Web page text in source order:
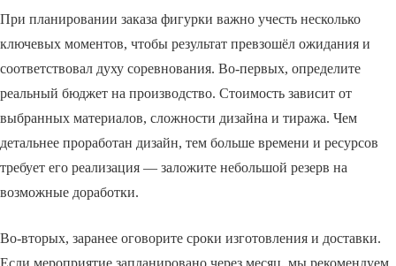
При планировании заказа фигурки важно учесть несколько
ключевых моментов, чтобы результат превзошёл ожидания и
соответствовал духу соревнования. Во-первых, определите
реальный бюджет на производство. Стоимость зависит от
выбранных материалов, сложности дизайна и тиража. Чем
детальнее проработан дизайн, тем больше времени и ресурсов
требует его реализация — заложите небольшой резерв на
возможные доработки.
Во-вторых, заранее оговорите сроки изготовления и доставки.
Если мероприятие запланировано через месяц, мы рекомендуем